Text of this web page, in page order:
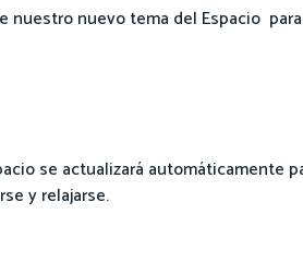
nuestro nuevo tema del Espacio
se actualizará automáticamente
y relajarse.